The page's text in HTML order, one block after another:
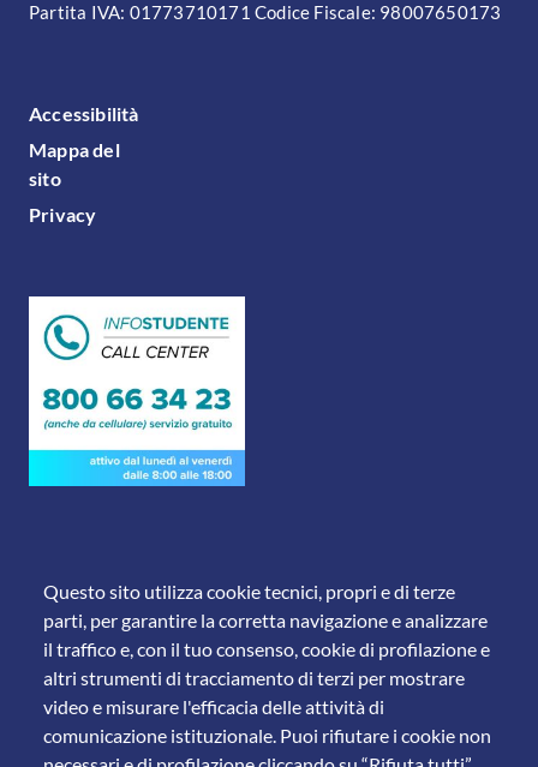
Questo sito utilizza cookie tecnici, propri e di terze
parti, per garantire la corretta navigazione e analizzare
il traffico e, con il tuo consenso, cookie di profilazione e
altri strumenti di tracciamento di terzi per mostrare
video e misurare l'efficacia delle attività di
comunicazione istituzionale. Puoi rifiutare i cookie non
Partita IVA: 01773710171 Codice Fiscale: 98007650173
FOOTER MENU
Accessibilità
Mappa del
sito
Privacy
© 2011 Università degli Studi di Brescia